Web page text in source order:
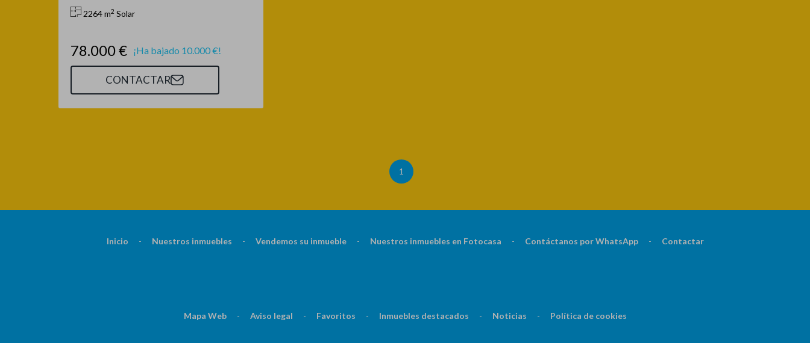
2264 m2 Solar
78.000 € ¡Ha bajado 10.000 €!
CONTACTAR
1
Inicio - Nuestros inmuebles - Vendemos su inmueble - Nuestros inmuebles en Fotocasa - Contáctanos por WhatsApp - Contactar
Mapa Web - Aviso legal - Favoritos - Inmuebles destacados - Noticias - Política de cookies